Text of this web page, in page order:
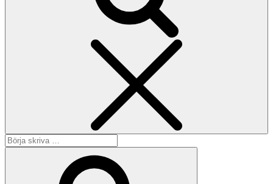
Sök
efter: